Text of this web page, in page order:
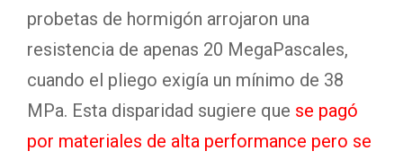
probetas de hormigón arrojaron una
resistencia de apenas 20 MegaPascales,
cuando el pliego exigía un mínimo de 38
MPa. Esta disparidad sugiere que se pagó
por materiales de alta performance pero se